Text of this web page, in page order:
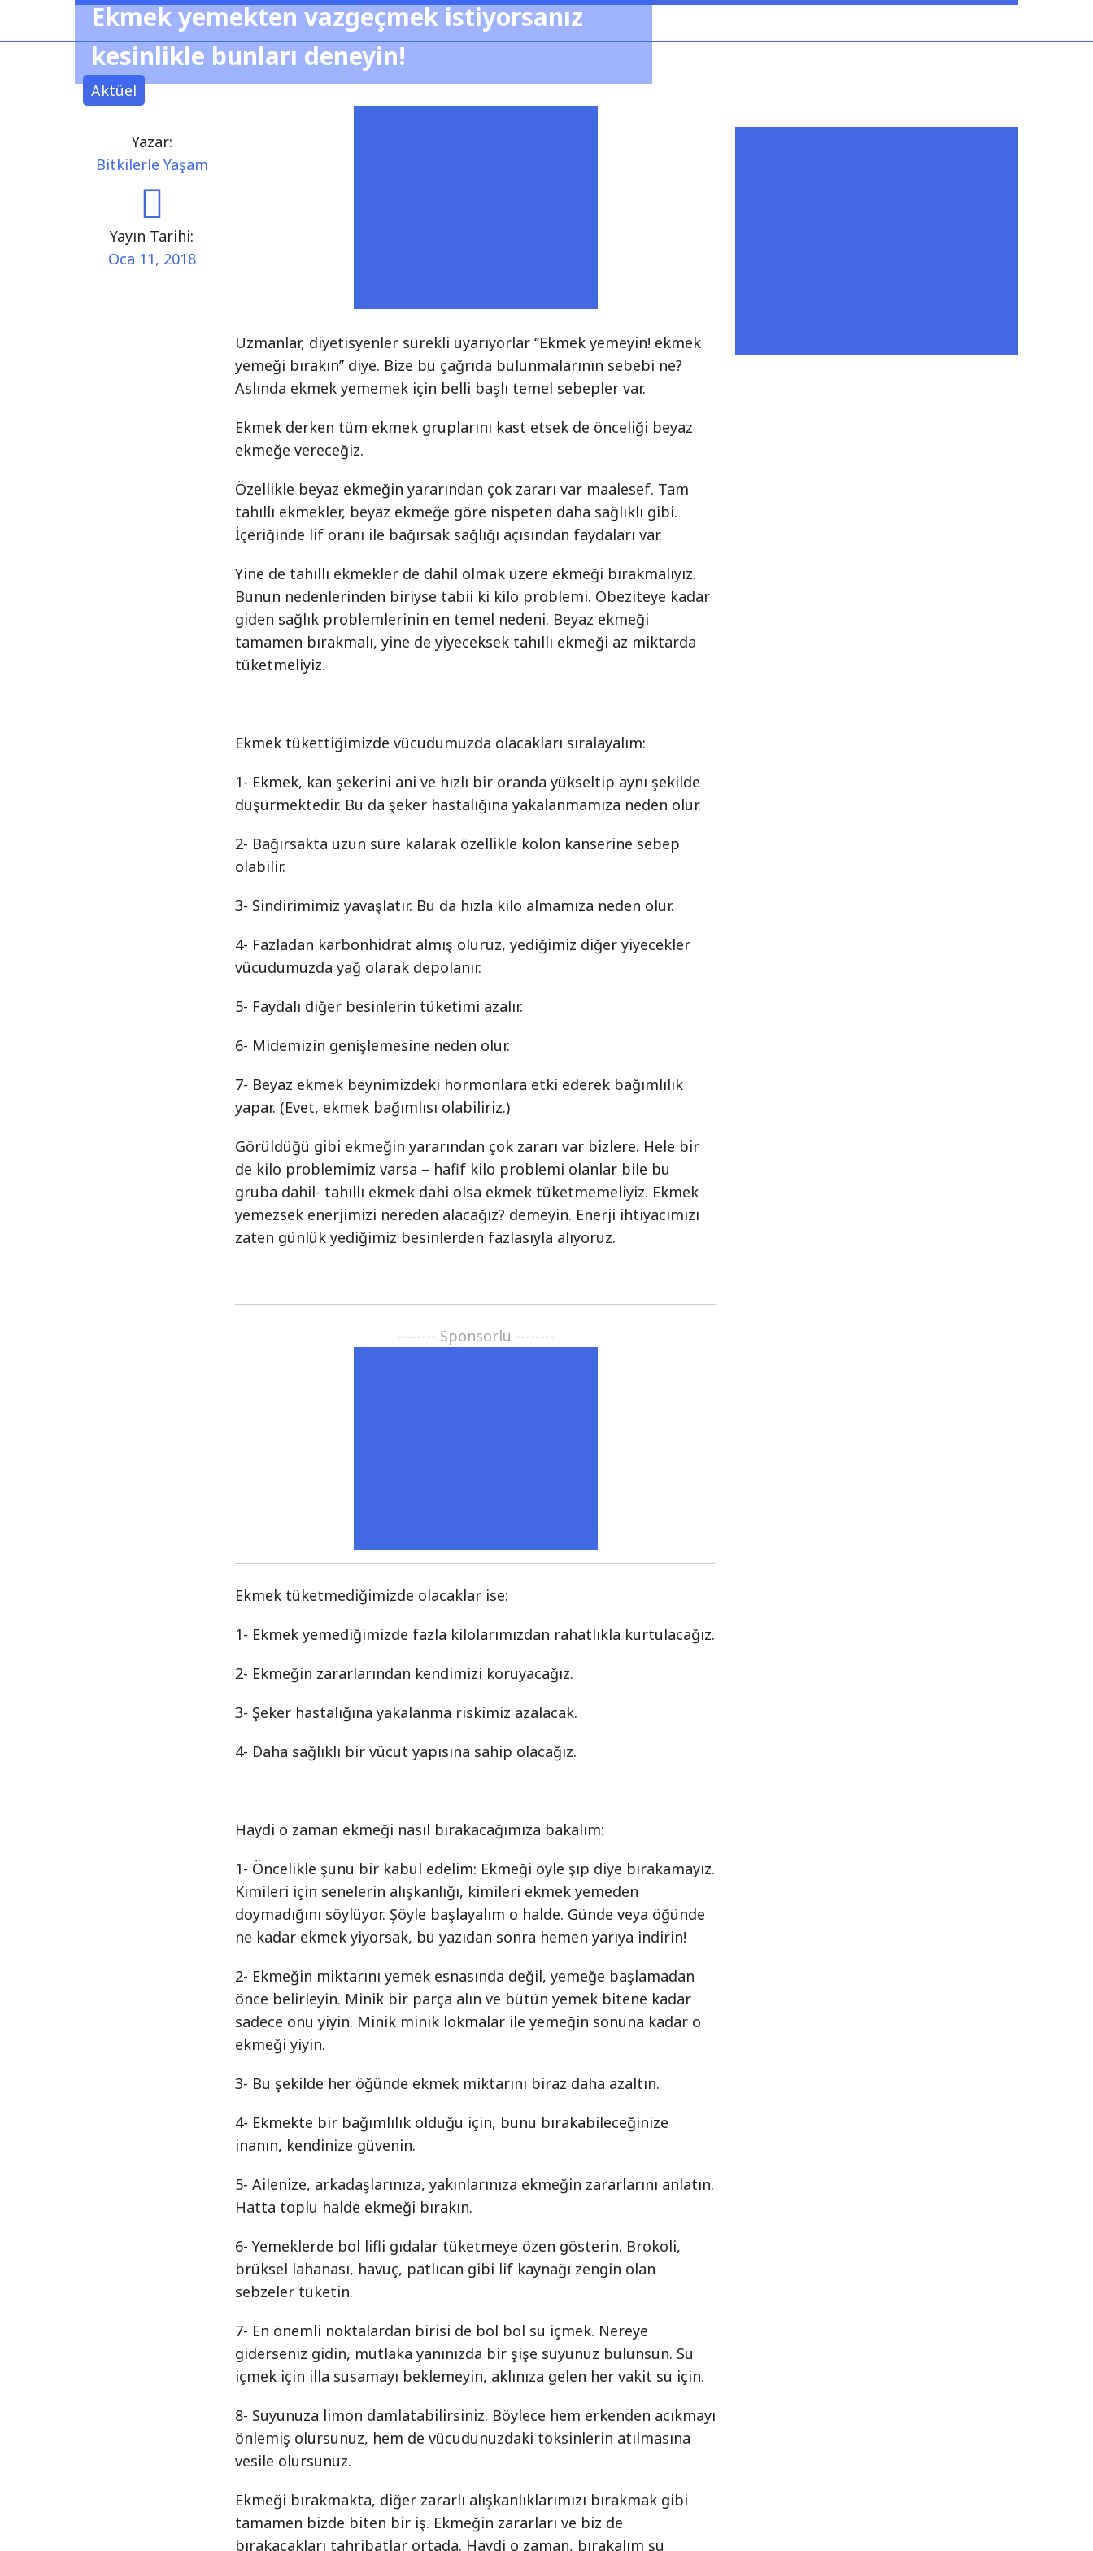
Aktüel
Ekmek yemekten vazgeçmek istiyorsanız
kesinlikle bunları deneyin!
Yazar:
Bitkilerle Yaşam
Yayın Tarihi:
Oca 11, 2018
Uzmanlar, diyetisyenler sürekli uyarıyorlar ‘’Ekmek yemeyin! ekmek
yemeği bırakın’’ diye. Bize bu çağrıda bulunmalarının sebebi ne?
Aslında ekmek yememek için belli başlı temel sebepler var.
Ekmek derken tüm ekmek gruplarını kast etsek de önceliği beyaz
ekmeğe vereceğiz.
Özellikle beyaz ekmeğin yararından çok zararı var maalesef. Tam
tahıllı ekmekler, beyaz ekmeğe göre nispeten daha sağlıklı gibi.
İçeriğinde lif oranı ile bağırsak sağlığı açısından faydaları var.
Yine de tahıllı ekmekler de dahil olmak üzere ekmeği bırakmalıyız.
Bunun nedenlerinden biriyse tabii ki kilo problemi. Obeziteye kadar
giden sağlık problemlerinin en temel nedeni. Beyaz ekmeği
tamamen bırakmalı, yine de yiyeceksek tahıllı ekmeği az miktarda
tüketmeliyiz.
Ekmek tükettiğimizde vücudumuzda olacakları sıralayalım:
1- Ekmek, kan şekerini ani ve hızlı bir oranda yükseltip aynı şekilde
düşürmektedir. Bu da şeker hastalığına yakalanmamıza neden olur.
2- Bağırsakta uzun süre kalarak özellikle kolon kanserine sebep
olabilir.
3- Sindirimimiz yavaşlatır. Bu da hızla kilo almamıza neden olur.
4- Fazladan karbonhidrat almış oluruz, yediğimiz diğer yiyecekler
vücudumuzda yağ olarak depolanır.
5- Faydalı diğer besinlerin tüketimi azalır.
6- Midemizin genişlemesine neden olur.
7- Beyaz ekmek beynimizdeki hormonlara etki ederek bağımlılık
yapar. (Evet, ekmek bağımlısı olabiliriz.)
Görüldüğü gibi ekmeğin yararından çok zararı var bizlere. Hele bir
de kilo problemimiz varsa – hafif kilo problemi olanlar bile bu
gruba dahil- tahıllı ekmek dahi olsa ekmek tüketmemeliyiz. Ekmek
yemezsek enerjimizi nereden alacağız? demeyin. Enerji ihtiyacımızı
zaten günlük yediğimiz besinlerden fazlasıyla alıyoruz.
-------- Sponsorlu --------
Ekmek tüketmediğimizde olacaklar ise:
1- Ekmek yemediğimizde fazla kilolarımızdan rahatlıkla kurtulacağız.
2- Ekmeğin zararlarından kendimizi koruyacağız.
3- Şeker hastalığına yakalanma riskimiz azalacak.
4- Daha sağlıklı bir vücut yapısına sahip olacağız.
Haydi o zaman ekmeği nasıl bırakacağımıza bakalım:
1- Öncelikle şunu bir kabul edelim: Ekmeği öyle şıp diye bırakamayız.
Kimileri için senelerin alışkanlığı, kimileri ekmek yemeden
doymadığını söylüyor. Şöyle başlayalım o halde. Günde veya öğünde
ne kadar ekmek yiyorsak, bu yazıdan sonra hemen yarıya indirin!
2- Ekmeğin miktarını yemek esnasında değil, yemeğe başlamadan
önce belirleyin. Minik bir parça alın ve bütün yemek bitene kadar
sadece onu yiyin. Minik minik lokmalar ile yemeğin sonuna kadar o
ekmeği yiyin.
3- Bu şekilde her öğünde ekmek miktarını biraz daha azaltın.
4- Ekmekte bir bağımlılık olduğu için, bunu bırakabileceğinize
inanın, kendinize güvenin.
5- Ailenize, arkadaşlarınıza, yakınlarınıza ekmeğin zararlarını anlatın.
Hatta toplu halde ekmeği bırakın.
6- Yemeklerde bol lifli gıdalar tüketmeye özen gösterin. Brokoli,
brüksel lahanası, havuç, patlıcan gibi lif kaynağı zengin olan
sebzeler tüketin.
7- En önemli noktalardan birisi de bol bol su içmek. Nereye
giderseniz gidin, mutlaka yanınızda bir şişe suyunuz bulunsun. Su
içmek için illa susamayı beklemeyin, aklınıza gelen her vakit su için.
8- Suyunuza limon damlatabilirsiniz. Böylece hem erkenden acıkmayı
önlemiş olursunuz, hem de vücudunuzdaki toksinlerin atılmasına
vesile olursunuz.
Ekmeği bırakmakta, diğer zararlı alışkanlıklarımızı bırakmak gibi
tamamen bizde biten bir iş. Ekmeğin zararları ve biz de
bırakacakları tahribatlar ortada. Haydi o zaman, bırakalım şu